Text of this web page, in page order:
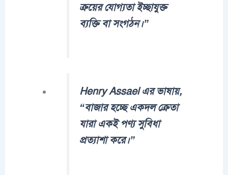
ক্রয়ের যোগ্যতা ইচ্ছাযুক্ত
ব্যক্তি বা সংগঠন।”
Henry Assael এর ভাষায়,
“বাজার হচ্ছে একদল ক্রেতা
যারা একই পণ্য সুবিধা
প্রত্যাশা করে।”